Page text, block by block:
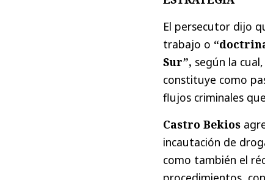
El persecutor dijo
trabajo o
Sur”, según la
constituye como
flujos criminales
Castro Bekios
incautación de
como también el